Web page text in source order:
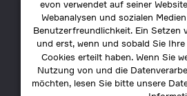
evon verwendet auf seiner
Webanalysen und sozialen
Benutzerfreundlichkeit. Ein Setzen
und erst, wenn und sobald Sie
Cookies erteilt haben. Wenn Sie
Nutzung von und die
möchten, lesen Sie bitte unsere